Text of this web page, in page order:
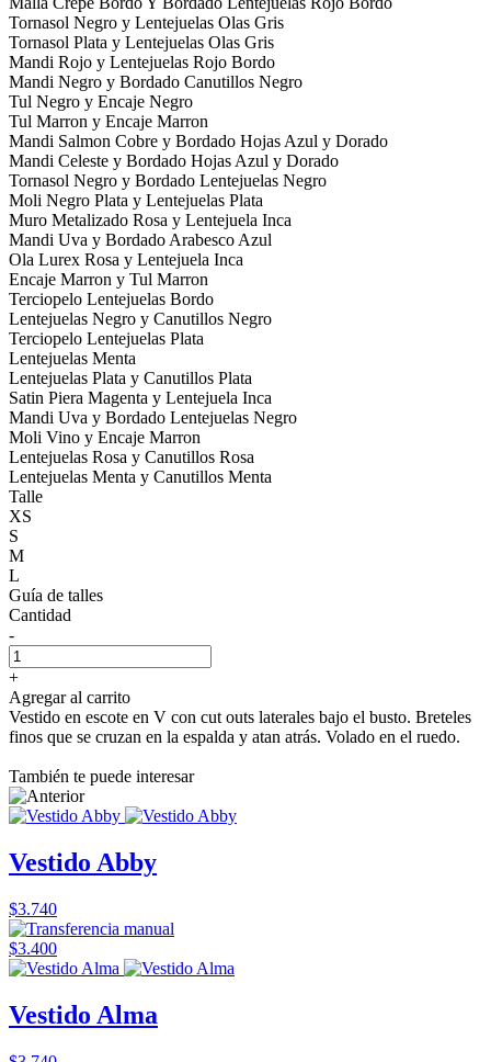
Tornasol Negro y Lentejuelas Olas Gris
Tornasol Plata y Lentejuelas Olas Gris
Mandi Rojo y Lentejuelas Rojo Bordo
Mandi Negro y Bordado Canutillos Negro
Tul Negro y Encaje Negro
Tul Marron y Encaje Marron
Mandi Salmon Cobre y Bordado Hojas Azul y Dorado
Mandi Celeste y Bordado Hojas Azul y Dorado
Tornasol Negro y Bordado Lentejuelas Negro
Moli Negro Plata y Lentejuelas Plata
Muro Metalizado Rosa y Lentejuela Inca
Mandi Uva y Bordado Arabesco Azul
Ola Lurex Rosa y Lentejuela Inca
Encaje Marron y Tul Marron
Terciopelo Lentejuelas Bordo
Lentejuelas Negro y Canutillos Negro
Terciopelo Lentejuelas Plata
Lentejuelas Menta
Lentejuelas Plata y Canutillos Plata
Satin Piera Magenta y Lentejuela Inca
Mandi Uva y Bordado Lentejuelas Negro
Moli Vino y Encaje Marron
Lentejuelas Rosa y Canutillos Rosa
Lentejuelas Menta y Canutillos Menta
Talle
XS
S
M
L
Guía de talles
Cantidad
-
+
Agregar al carrito
Vestido en escote en V con cut outs laterales bajo el busto. Breteles
finos que se cruzan en la espalda y atan atrás. Volado en el ruedo.
También te puede interesar
Vestido Abby
$3.740
$3.400
Vestido Alma